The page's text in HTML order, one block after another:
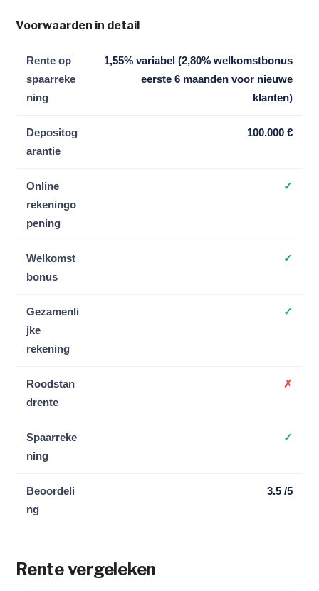
Voorwaarden in detail
Rente op
spaarreke
ning
1,55% variabel (2,80% welkomstbonus
eerste 6 maanden voor nieuwe
klanten)
Depositog
arantie
100.000 €
Online
rekeningo
pening
✓
Welkomst
bonus
✓
Gezamenli
jke
rekening
✓
Roodstan
drente
✗
Spaarreke
ning
✓
Beoordeli
ng
3.5 /5
Rente vergeleken